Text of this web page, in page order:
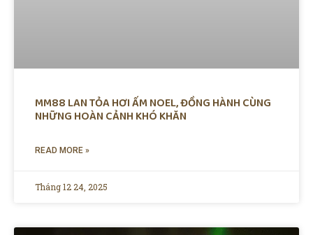
MM88 LAN TỎA HƠI ẤM NOEL, ĐỒNG HÀNH CÙNG
NHỮNG HOÀN CẢNH KHÓ KHĂN
READ MORE »
Tháng 12 24, 2025